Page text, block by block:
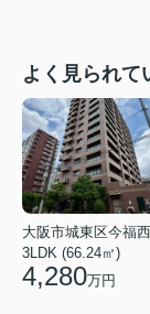
よく見られて
3LDK (66.24㎡)
4,280万円